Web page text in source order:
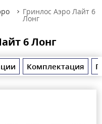
Гринлос Аэро Лайт 6
Лонг
6 Лонг
Комплектация